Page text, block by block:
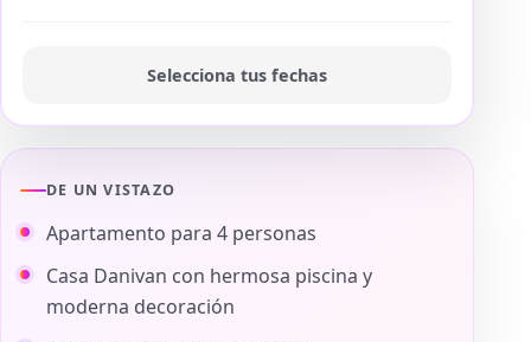
DE UN VISTAZO
Apartamento para 4 personas
Casa Danivan con hermosa piscina y
moderna decoración
Selecciona tus fechas